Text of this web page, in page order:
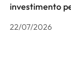
investimento
22/07/2026